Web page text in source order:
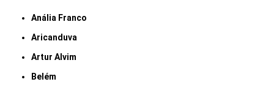
Anália Franco
Aricanduva
Artur Alvim
Belém